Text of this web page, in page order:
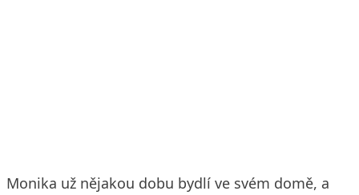
Monika už nějakou dobu bydlí ve svém domě, a